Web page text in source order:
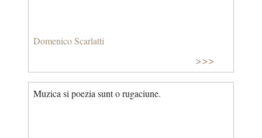
Domenico Scarlatti
>>>
Muzica si poezia sunt o rugaciune.